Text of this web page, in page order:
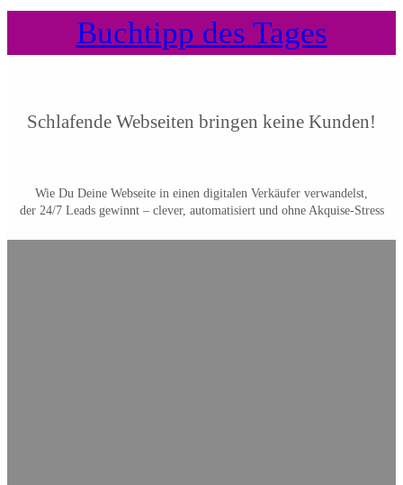
Buchtipp des Tages
Schlafende Webseiten bringen keine Kunden!
Wie Du Deine Webseite in einen digitalen Verkäufer verwandelst,
der 24/7 Leads gewinnt – clever, automatisiert und ohne Akquise-Stress